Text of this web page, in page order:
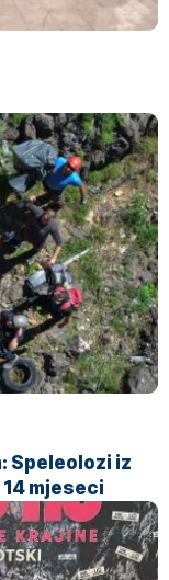
Speleolozi iz
mjeseci